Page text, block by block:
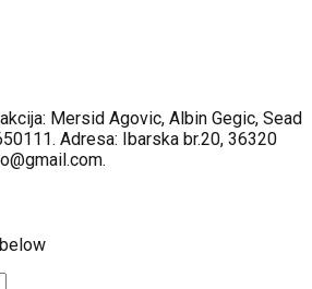
Mersid Agovic, Albin Gegic, Sead
Adresa: Ibarska br.20, 36320
.